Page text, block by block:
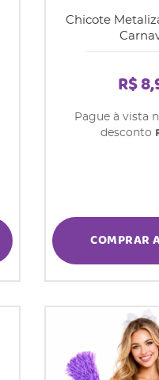
Chicote
R$
Pague à vista
desconto
COMPRAR